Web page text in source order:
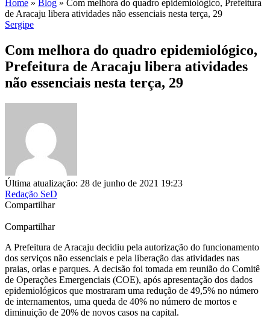
Home » Blog » Com melhora do quadro epidemiológico, Prefeitura
de Aracaju libera atividades não essenciais nesta terça, 29
Sergipe
Com melhora do quadro epidemiológico,
Prefeitura de Aracaju libera atividades
não essenciais nesta terça, 29
Última atualização: 28 de junho de 2021 19:23
Redação SeD
Compartilhar
Compartilhar
A Prefeitura de Aracaju decidiu pela autorização do funcionamento
dos serviços não essenciais e pela liberação das atividades nas
praias, orlas e parques. A decisão foi tomada em reunião do Comitê
de Operações Emergenciais (COE), após apresentação dos dados
epidemiológicos que mostraram uma redução de 49,5% no número
de internamentos, uma queda de 40% no número de mortos e
diminuição de 20% de novos casos na capital.